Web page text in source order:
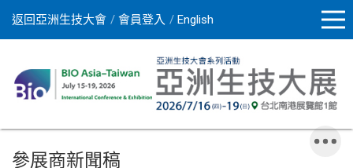
返回亞洲生技大會 會員登入 English
參展商新聞稿